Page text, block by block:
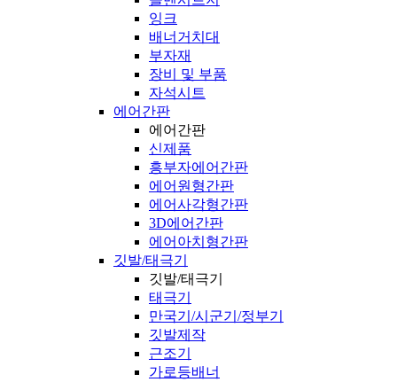
잉크
배너거치대
부자재
장비 및 부품
자석시트
에어간판
에어간판
신제품
흥부자에어간판
에어원형간판
에어사각형간판
3D에어간판
에어아치형간판
깃발/태극기
깃발/태극기
태극기
만국기/시군기/정부기
깃발제작
근조기
가로등배너